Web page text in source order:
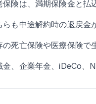
保険は、満期保険金と払
らも中途解約時の返戻金
の死亡保険や医療保険で
金、企業年金、iDeCo、